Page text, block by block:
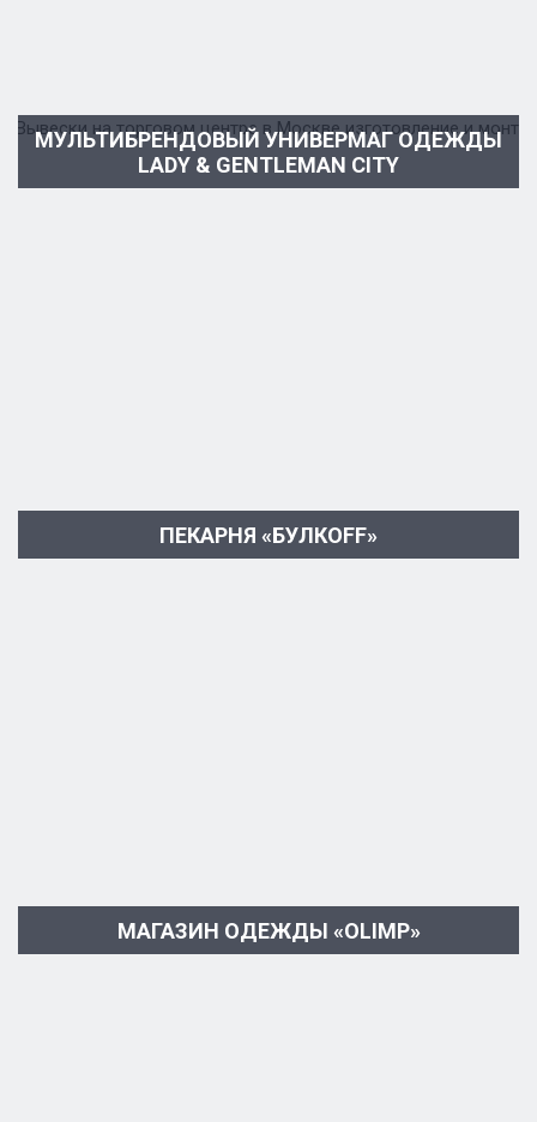
МУЛЬТИБРЕНДОВЫЙ УНИВЕРМАГ ОДЕЖДЫ
LADY & GENTLEMAN CITY
ПЕКАРНЯ «БУЛКОFF»
МАГАЗИН ОДЕЖДЫ «OLIMP»